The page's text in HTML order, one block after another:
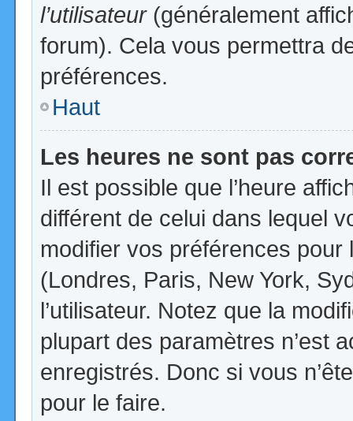
l’utilisateur(généralement
forum). Cela vous permettra
préférences.
Haut
Les heures ne sont pas
Il est possible que l’heure
différent de celui dans lequel
modifier vos préférences
(Londres, Paris, New York,
l’utilisateur. Notez que la
plupart des paramètres n’est
enregistrés. Donc si vous
pour le faire.